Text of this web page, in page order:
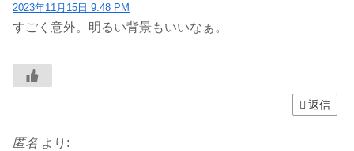
2023年11月15日 9:48 PM
すごく意外。明るい背景もいいなぁ。
返信
匿名 より: